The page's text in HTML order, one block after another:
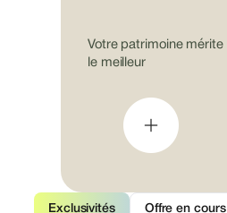
Votre patrimoine mérite
le meilleur
Exclusivités Offre en cours